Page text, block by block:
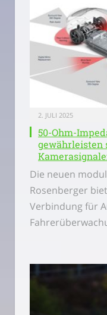
2. JULI 2025
50-Ohm-
gewährleisten
Die neuen
Rosenberger
Verbindung für